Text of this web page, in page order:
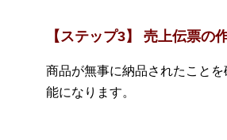
【ステップ3】 売上伝票の
商品が無事に納品されたこと
能になります。